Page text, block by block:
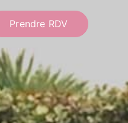
Prendre RDV